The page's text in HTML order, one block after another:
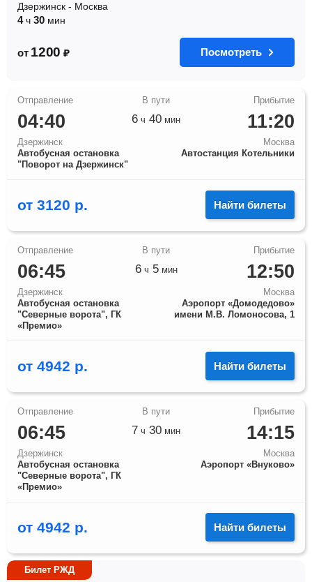
Дзержинск - Москва
4 ч 30 мин
от 1200 ₽ Посмотреть
04:40
Дзержинск
Автобусная остановка
"Поворот на Дзержинск"
11:20
Москва
Автостанция Котельники
6 ч 40 мин
от 3120 р. Найти билеты
06:45
Дзержинск
Автобусная остановка
"Северные ворота", ГК
«Премио»
12:50
Москва
Аэропорт «Домодедово»
имени М.В. Ломоносова, 1
6ч 5мин
от 4942 р. Найти билеты
06:45
Дзержинск
Автобусная остановка
"Северные ворота", ГК
«Премио»
14:15
Москва
Аэропорт «Внуково»
7 ч 30 мин
от 4942 р. Найти билеты
Билет РЖД